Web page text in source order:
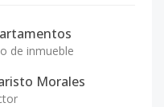
de inmueble
Morales